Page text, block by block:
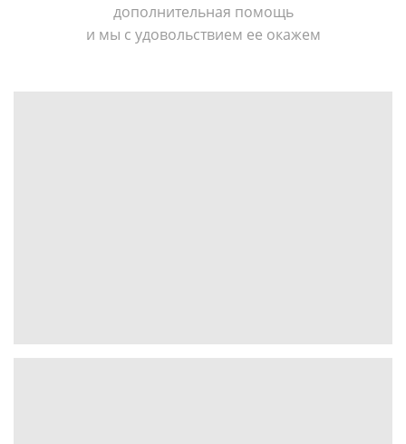
дополнительная помощь
и мы с удовольствием ее окажем